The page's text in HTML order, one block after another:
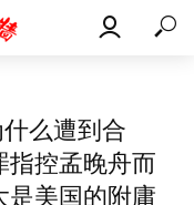
么遭到合
指控孟晚舟而
是美国的附庸